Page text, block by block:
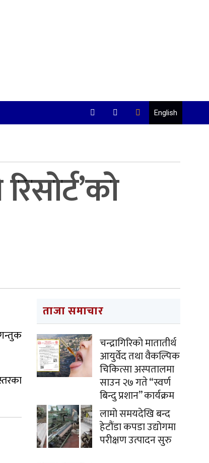
English
ताजा समाचार
चन्द्रागिरिकाे मातातीर्थ
आयुर्वेद तथा वैकल्पिक
चिकित्सा अस्पतालमा
साउन २७ गते “स्वर्ण
बिन्दु प्रशान” कार्यक्रम
लामो समयदेखि बन्द
हेटौंडा कपडा उद्योगमा
परीक्षण उत्पादन सुरु